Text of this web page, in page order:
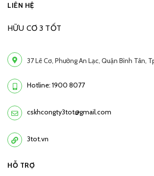
LIÊN HỆ
HỮU CƠ 3 TỐT
37 Lê Cơ, Phường An Lạc, Quận Bình Tân,
Hotline: 1900 8077
cskhcongty3tot@gmail.com
3tot.vn
HỖ TRỢ